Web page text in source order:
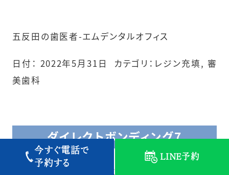
五反田の歯医者-エムデンタルオフィス
日付： 2022年5月31日 カテゴリ： レジン充填, 審
美歯科
ダイレクトボンディング7
正中離開の改善を主訴に来院した男性です。
今すぐ電話で
予約する
LINE予約